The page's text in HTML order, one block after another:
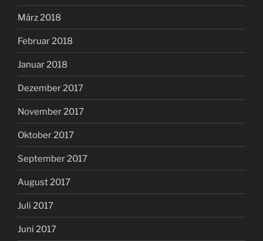
März 2018
Februar 2018
Januar 2018
Dezember 2017
November 2017
Oktober 2017
September 2017
August 2017
Juli 2017
Juni 2017